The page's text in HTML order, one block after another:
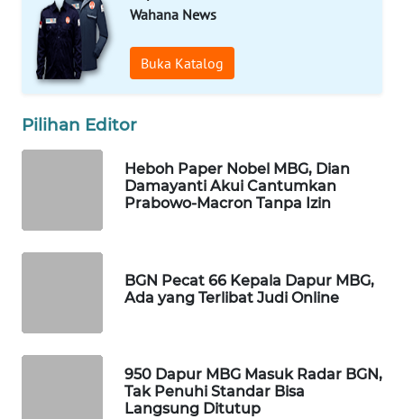
Wahana News
Buka Katalog
Pilihan Editor
Heboh Paper Nobel MBG, Dian
Damayanti Akui Cantumkan
Prabowo-Macron Tanpa Izin
BGN Pecat 66 Kepala Dapur MBG,
Ada yang Terlibat Judi Online
950 Dapur MBG Masuk Radar BGN,
Tak Penuhi Standar Bisa
Langsung Ditutup
WAHANA
DESA
WISATA
WAHANA
KONSUMEN
LISTRIK